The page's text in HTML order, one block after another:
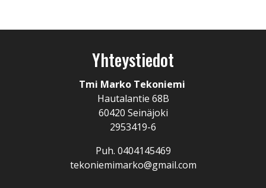
Yhteystiedot
Tmi Marko Tekoniemi
Hautalantie 68B
60420 Seinäjoki
2953419-6
Puh. 0404145469
tekoniemimarko@gmail.com